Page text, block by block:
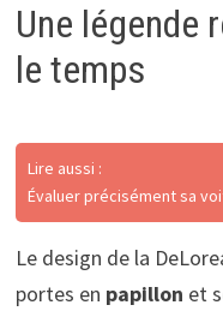
Une légende
le temps
Lire aussi :
Évaluer précisément sa
Le design de la
portes en papillon et